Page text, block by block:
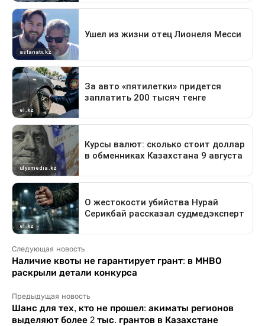
Следующая новость
Наличие квоты не гарантирует грант: в МНВО
раскрыли детали конкурса
Предыдущая новость
Шанс для тех, кто не прошел: акиматы регионов
выделяют более 2 тыс. грантов в Казахстане